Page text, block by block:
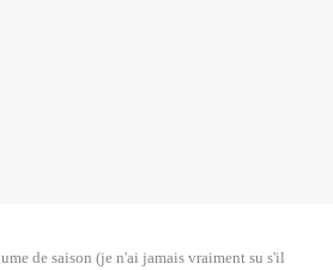
de saison (je n'ai jamais vraiment su s'il